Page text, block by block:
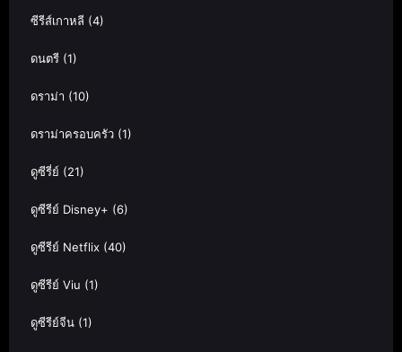
ซีรีส์เกาหลี (4)
ดนตรี (1)
ดราม่า (10)
ดราม่าครอบครัว (1)
ดูซีรี่ย์ (21)
ดูซีรีย์ Disney+ (6)
ดูซีรีย์ Netflix (40)
ดูซีรีย์ Viu (1)
ดูซีรีย์จีน (1)